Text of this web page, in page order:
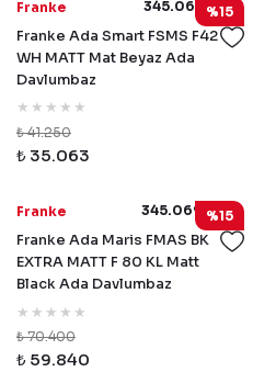
%15
Franke 345.0654.932
Franke Ada Smart FSMS F42
WH MATT Mat Beyaz Ada
Davlumbaz
₺ 41.250
₺ 35.063
%15
Franke 345.0698.564
Franke Ada Maris FMAS BK
EXTRA MATT F 80 KL Matt
Black Ada Davlumbaz
₺ 70.400
₺ 59.840